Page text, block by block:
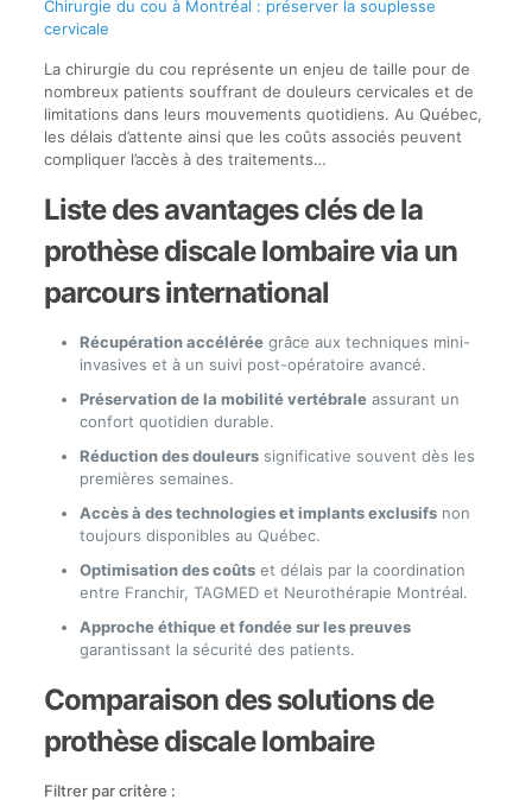
Chirurgie du cou à Montréal : préserver la souplesse
cervicale
La chirurgie du cou représente un enjeu de taille pour de
nombreux patients souffrant de douleurs cervicales et de
limitations dans leurs mouvements quotidiens. Au Québec,
les délais d’attente ainsi que les coûts associés peuvent
compliquer l’accès à des traitements…
Liste des avantages clés de la
prothèse discale lombaire via un
parcours international
Récupération accéléréegrâce aux techniques mini-
invasives et à un suivi post-opératoire avancé.
Préservation de la mobilité vertébraleassurant un
confort quotidien durable.
Réduction des douleurssignificative souvent dès les
premières semaines.
Accès à des technologies et implants exclusifsnon
toujours disponibles au Québec.
Optimisation des coûtset délais par la coordination
entre Franchir, TAGMED et Neurothérapie Montréal.
Approche éthique et fondée sur les preuves
garantissant la sécurité des patients.
Comparaison des solutions de
prothèse discale lombaire
Filtrer par critère :